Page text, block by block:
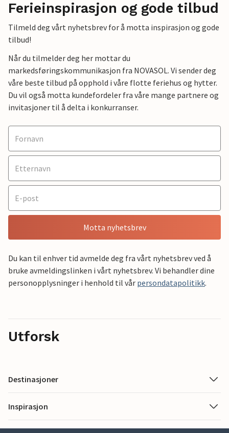
Ferieinspirasjon og gode tilbud
Tilmeld deg vårt nyhetsbrev for å motta inspirasjon og gode
tilbud!
Når du tilmelder deg her mottar du
markedsføringskommunikasjon fra NOVASOL. Vi sender deg
våre beste tilbud på opphold i våre flotte feriehus og hytter.
Du vil også motta kundefordeler fra våre mange partnere og
invitasjoner til å delta i konkurranser.
Motta nyhetsbrev
Du kan til enhver tid avmelde deg fra vårt nyhetsbrev ved å
bruke avmeldingslinken i vårt nyhetsbrev. Vi behandler dine
personopplysninger i henhold til vår persondatapolitikk.
Utforsk
Destinasjoner
Inspirasjon